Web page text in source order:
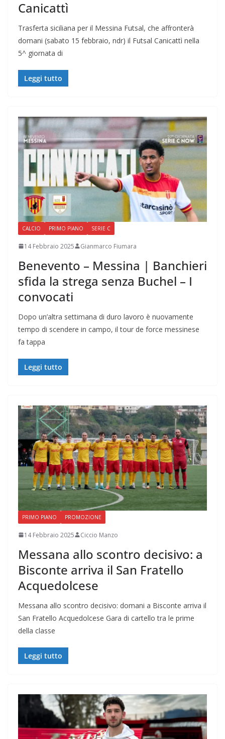
Canicattì
Trasferta siciliana per il Messina Futsal, che affronterà
domani (sabato 15 febbraio, ndr) il Futsal Canicattì nella
5^ giornata di
Leggi tutto
CALCIO PRIMO PIANO SERIE C
14 Febbraio 2025 Gianmarco Fiumara
Benevento – Messina | Banchieri
sfida la strega senza Buchel – I
convocati
Dopo un’altra settimana di duro lavoro è nuovamente
tempo di scendere in campo, il tour de force messinese
fa tappa
Leggi tutto
PRIMO PIANO PROMOZIONE
14 Febbraio 2025 Ciccio Manzo
Messana allo scontro decisivo: a
Bisconte arriva il San Fratello
Acquedolcese
Messana allo scontro decisivo: domani a Bisconte arriva il
San Fratello Acquedolcese Gara di cartello tra le prime
della classe
Leggi tutto